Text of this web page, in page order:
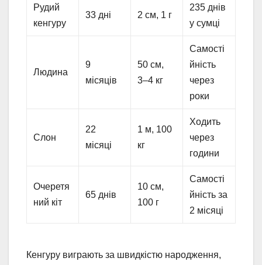
Рудий
кенгуру
33 дні 2 см, 1 г
235 днів
у сумці
Людина
9
місяців
50 см,
3–4 кг
Самості
йність
через
роки
Слон
22
місяці
1 м, 100
кг
Ходить
через
години
Очеретя
ний кіт
65 днів
10 см,
100 г
Самості
йність за
2 місяці
Кенгуру виграють за швидкістю народження,